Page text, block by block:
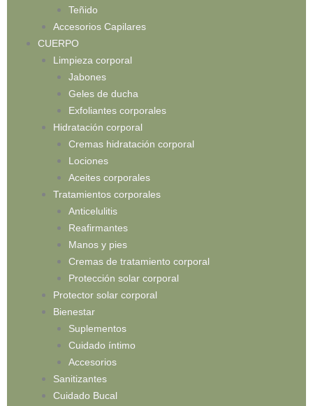
Teñido
Accesorios Capilares
CUERPO
Limpieza corporal
Jabones
Geles de ducha
Exfoliantes corporales
Hidratación corporal
Cremas hidratación corporal
Lociones
Aceites corporales
Tratamientos corporales
Anticelulitis
Reafirmantes
Manos y pies
Cremas de tratamiento corporal
Protección solar corporal
Protector solar corporal
Bienestar
Suplementos
Cuidado íntimo
Accesorios
Sanitizantes
Cuidado Bucal